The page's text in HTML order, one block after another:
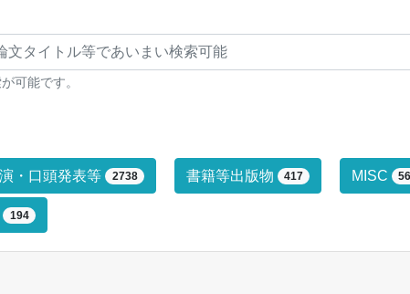
可能です。
絞り込み条件です。絞り込みは行って
・口頭発表等 2738 書籍等出版物 417 MISC
194